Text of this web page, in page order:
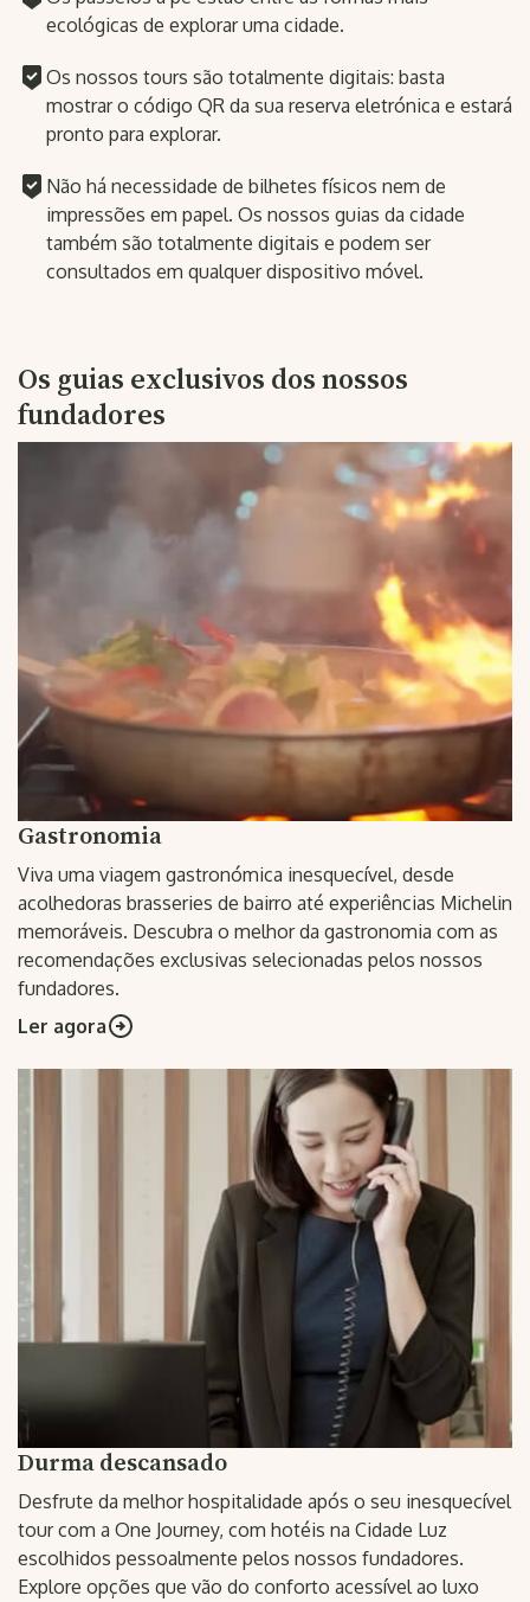
ecológicas de explorar uma cidade.
Os nossos tours são totalmente digitais: basta
mostrar o código QR da sua reserva eletrónica e estará
pronto para explorar.
Não há necessidade de bilhetes físicos nem de
impressões em papel. Os nossos guias da cidade
também são totalmente digitais e podem ser
consultados em qualquer dispositivo móvel.
Os guias exclusivos dos nossos
fundadores
Gastronomia
Viva uma viagem gastronómica inesquecível, desde
acolhedoras brasseries de bairro até experiências Michelin
memoráveis. Descubra o melhor da gastronomia com as
recomendações exclusivas selecionadas pelos nossos
fundadores.
Ler agora
Durma descansado
Desfrute da melhor hospitalidade após o seu inesquecível
tour com a One Journey, com hotéis na Cidade Luz
escolhidos pessoalmente pelos nossos fundadores.
Explore opções que vão do conforto acessível ao luxo